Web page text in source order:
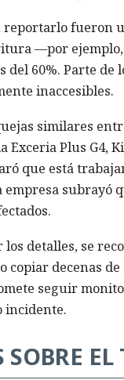
fueron
—por
del 60%. Parte
inaccesibles.
similares
Exceria Plus G4,
que está
empresa subrayó
los detalles, se
decenas de
seguir
incidente.